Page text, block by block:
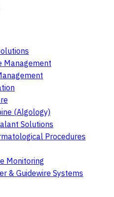
Management
(Algology)
Solutions
Procedures
Monitoring
& Guidewire Systems